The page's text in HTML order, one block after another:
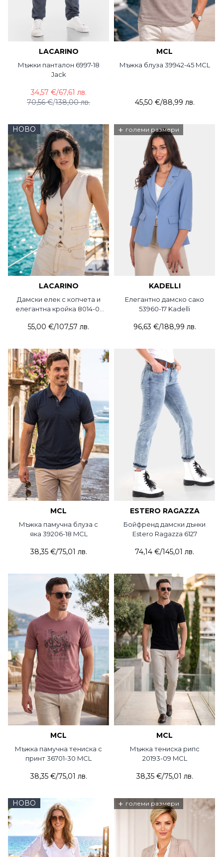
LACARINO
Мъжки панталон 6997-18
Jack
70,56 €/138,00 лв.
34,57 €/67,61 лв.
MCL
Мъжка блуза 39942-45 MCL
45,50 €/88,99 лв.
НОВО
LACARINO
Дамски елек с копчета и
елегантна кройка 8014-01
55,00 €/107,57 лв.
+ големи размери
KADELLI
Елегантно дамско сако
53960-17 Kadelli
96,63 €/188,99 лв.
MCL
Мъжка памучна блуза с
яка 39206-18 MCL
38,35 €/75,01 лв.
ESTERO RAGAZZA
Бойфренд дамски дънки
Estero Ragazza 6127
74,14 €/145,01 лв.
MCL
Мъжка памучна тениска с
принт 36701-30 MCL
38,35 €/75,01 лв.
MCL
Мъжка тениска рипс
20193-09 MCL
38,35 €/75,01 лв.
НОВО + големи размери